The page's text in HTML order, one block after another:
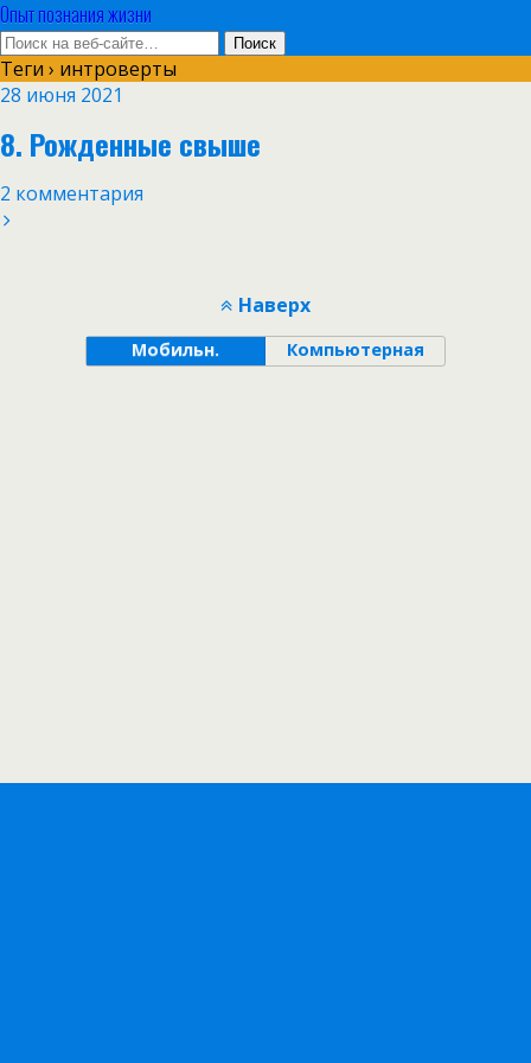
Опыт познания жизни
Теги › интроверты
28 июня 2021
8. Рожденные свыше
2 комментария
Наверх
Мобильн. Компьютерная